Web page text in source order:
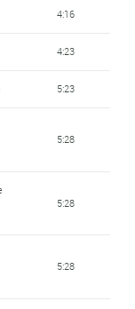
4:16
4:23
5:23
5:28
5:28
5:28